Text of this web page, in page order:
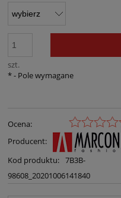
szt.
*- Pole wymagane
Ocena:
Producent:
Kod produktu: 7B3B-
98608_20201006141840